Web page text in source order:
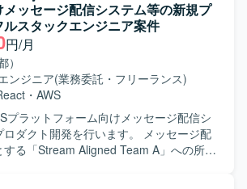
メッセージ配信システム等の新規プ
ルスタックエンジニア案件
円/月
ンジニア(業務委託・フリーランス)
・ AWS
ダクト開発を行います。 メッセージ配
る「Stream Aligned Team A」への所属